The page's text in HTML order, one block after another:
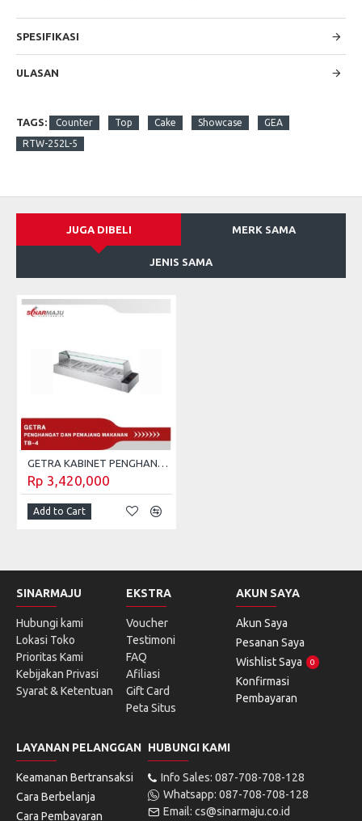
SPESIFIKASI
ULASAN
TAGS: Counter Top Cake Showcase
GEA
RTW-252L-5
JUGA DIBELI MERK SAMA
JENIS SAMA
GETRA KABINET PENGHANGAT DAN PEMAJANG MAKANAN SIAP SAJI TB-4
Rp 3,420,000
Add to Cart
SINARMAJU
Hubungi kami
Lokasi Toko
Prioritas Kami
Kebijakan Privasi
Syarat & Ketentuan
EKSTRA
Voucher
Testimoni
FAQ
Afiliasi
Gift Card
Peta Situs
AKUN SAYA
Akun Saya
Pesanan Saya
Wishlist Saya
0
Konfirmasi
Pembayaran
LAYANAN PELANGGAN
Keamanan Bertransaksi
Cara Berbelanja
Cara Pembayaran
HUBUNGI KAMI
Info Sales: 087-708-708-128
Whatsapp: 087-708-708-128
Email: cs@sinarmaju.co.id